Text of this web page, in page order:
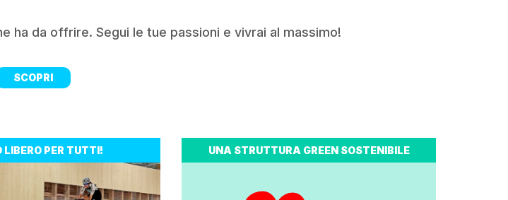
ha da offrire. Segui le tue passioni e vivrai al massimo!
SCOPRI
LIBERO PER TUTTI! UNA STRUTTURA GREEN SOSTENIBILE